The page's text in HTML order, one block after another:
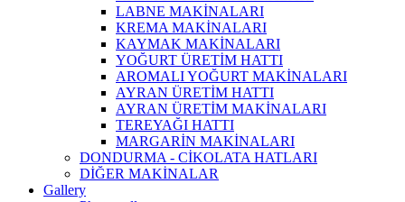
LABNE MAKİNALARI
KREMA MAKİNALARI
KAYMAK MAKİNALARI
YOĞURT ÜRETİM HATTI
AROMALI YOĞURT MAKİNALARI
AYRAN ÜRETİM HATTI
AYRAN ÜRETİM MAKİNALARI
TEREYAĞI HATTI
MARGARİN MAKİNALARI
DONDURMA - CİKOLATA HATLARI
DİĞER MAKİNALAR
Gallery